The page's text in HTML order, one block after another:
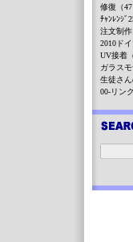
修復（47
ﾁｬﾝﾚﾝｼﾞ
注文制作
2010ド
UV接着
ガラスモ
生徒さん
00-リン